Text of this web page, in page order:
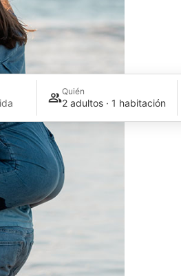
Quién
2 adultos · 1 habitación